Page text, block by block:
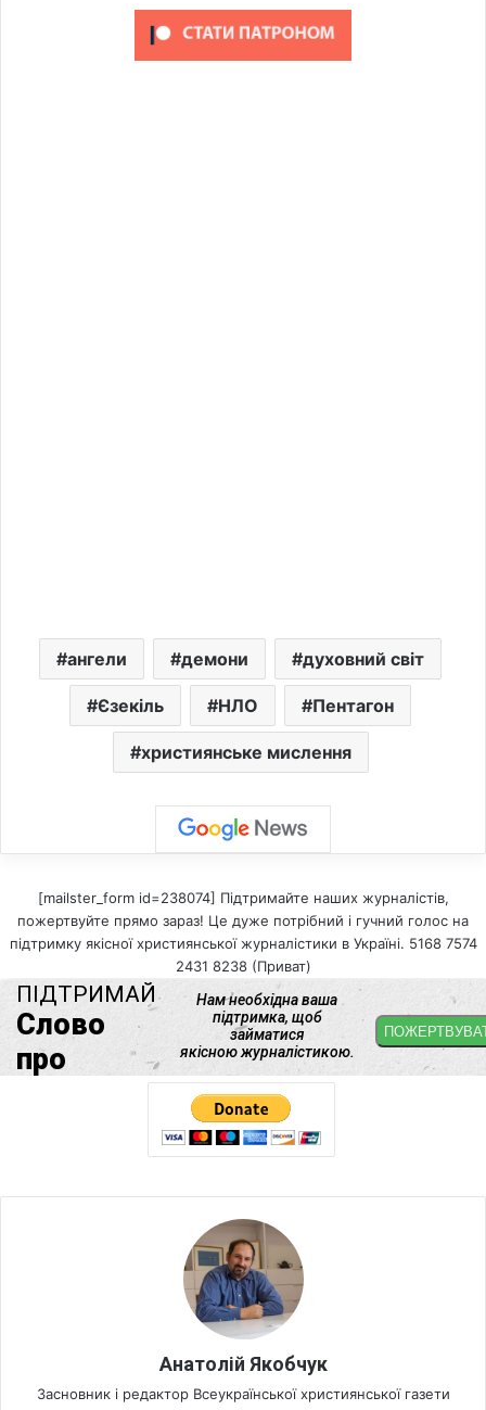
ангели демони духовний світ
Єзекіль НЛО Пентагон
християнське мислення
[mailster_form id=238074] Підтримайте наших журналістів,
пожертвуйте прямо зараз! Це дуже потрібний і гучний голос на
підтримку якісної християнської журналістики в Україні. 5168 7574
2431 8238 (Приват)
Анатолій Якобчук
Засновник і редактор Всеукраїнської християнської газети